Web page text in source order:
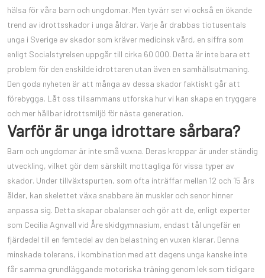
hälsa för våra barn och ungdomar. Men tyvärr ser vi också en ökande
trend av idrottsskador i unga åldrar. Varje år drabbas tiotusentals
unga i Sverige av skador som kräver medicinsk vård, en siffra som
enligt Socialstyrelsen uppgår till cirka 60 000. Detta är inte bara ett
problem för den enskilde idrottaren utan även en samhällsutmaning.
Den goda nyheten är att många av dessa skador faktiskt går att
förebygga. Låt oss tillsammans utforska hur vi kan skapa en tryggare
och mer hållbar idrottsmiljö för nästa generation.
Varför är unga idrottare sårbara?
Barn och ungdomar är inte små vuxna. Deras kroppar är under ständig
utveckling, vilket gör dem särskilt mottagliga för vissa typer av
skador. Under tillväxtspurten, som ofta inträffar mellan 12 och 15 års
ålder, kan skelettet växa snabbare än muskler och senor hinner
anpassa sig. Detta skapar obalanser och gör att de, enligt experter
som Cecilia Agnvall vid Åre skidgymnasium, endast tål ungefär en
fjärdedel till en femtedel av den belastning en vuxen klarar. Denna
minskade tolerans, i kombination med att dagens unga kanske inte
får samma grundläggande motoriska träning genom lek som tidigare